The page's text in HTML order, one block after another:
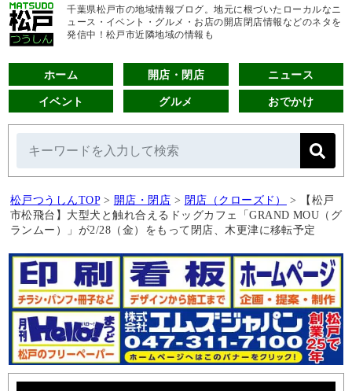
千葉県松戸市の地域情報ブログ。地元に根づいたローカルなニ
ュース・イベント・グルメ・お店の開店閉店情報などのネタを
発信中！松戸市近隣地域の情報も
ホーム 開店・閉店 ニュース
イベント グルメ おでかけ
松戸つうしんTOP > 開店・閉店 > 閉店（クローズド） >
【松戸
市松飛台】大型犬と触れ合えるドッグカフェ「GRAND MOU（グ
ランムー）」が2/28（金）をもって閉店、木更津に移転予定